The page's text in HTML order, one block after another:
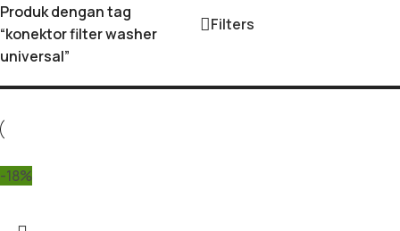
Produk dengan tag
“konektor filter washer
universal”
Filters
-18%